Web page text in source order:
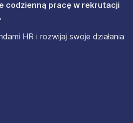
codzienną pracę w rekrutacji
HR i rozwijaj swoje działania